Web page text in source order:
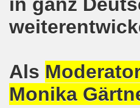
Als
Monika
in Gelsenkirchen: Eine
Bewegung am
Bewegung am